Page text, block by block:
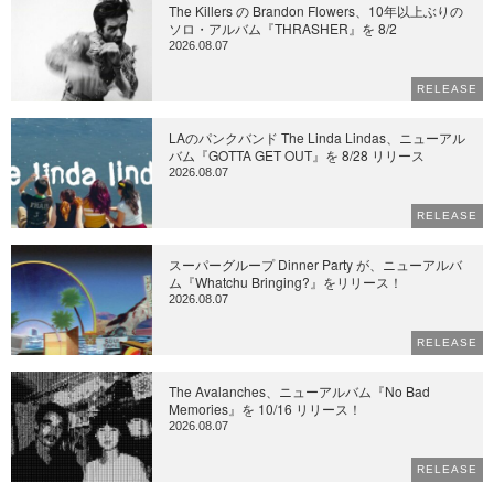
The Killers の Brandon Flowers、10年以上ぶりの
ソロ・アルバム『THRASHER』を 8/2
2026.08.07
RELEASE
LAのパンクバンド The Linda Lindas、ニューアル
バム『GOTTA GET OUT』を 8/28 リリース
2026.08.07
RELEASE
スーパーグループ Dinner Party が、ニューアルバ
ム『Whatchu Bringing?』をリリース！
2026.08.07
RELEASE
The Avalanches、ニューアルバム『No Bad
Memories』を 10/16 リリース！
2026.08.07
RELEASE